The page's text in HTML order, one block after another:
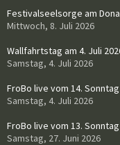
Festivalseelsorge am
Mittwoch, 8. Juli 2026
Wallfahrtstag am 4. Juli
Samstag, 4. Juli 2026
FroBo live vom 14.
Samstag, 4. Juli 2026
FroBo live vom 13.
Samstag, 27. Juni 2026